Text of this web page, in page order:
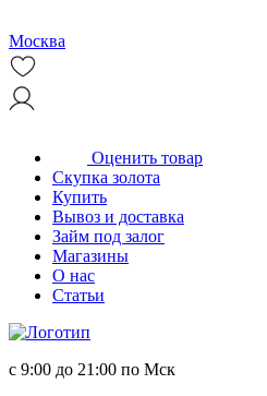
Москва
Оценить товар
Скупка золота
Купить
Вывоз и доставка
Займ под залог
Магазины
О нас
Статьи
с 9:00 до 21:00 по Мск